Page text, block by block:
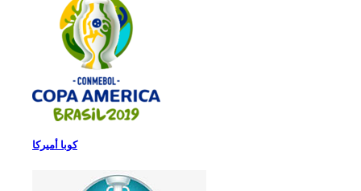
كوبا أميركا